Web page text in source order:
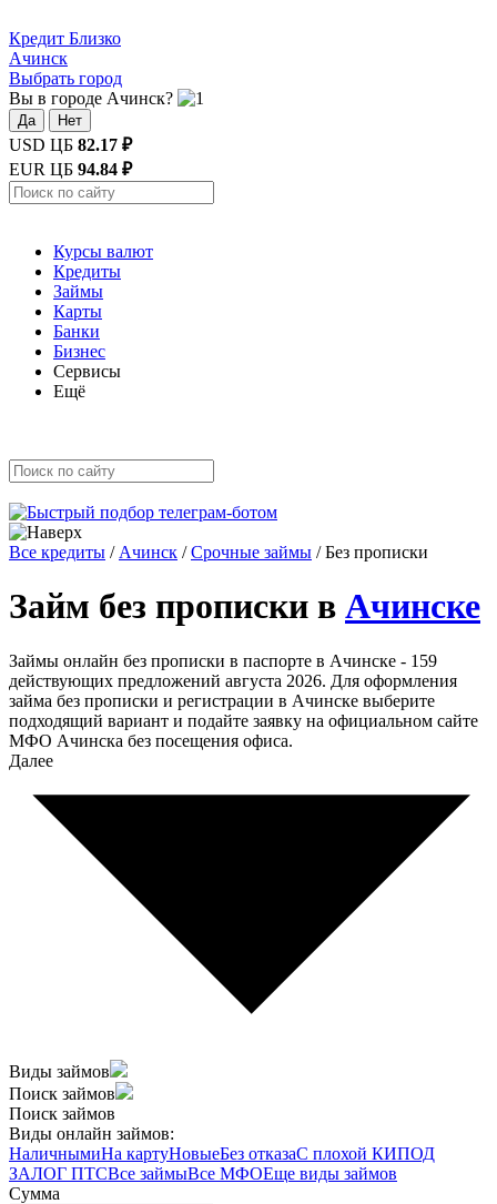
Кредит Близко
Ачинск
Выбрать город
Вы в городе Ачинск?
Да Нет
USD ЦБ 82.17 ₽
EUR ЦБ 94.84 ₽
Курсы валют
Кредиты
Займы
Карты
Банки
Бизнес
Сервисы
Ещё
Все кредиты / Ачинск /Срочные займы /Без прописки
Займ без прописки в Ачинске
Займы онлайн без прописки в паспорте в Ачинске - 159
действующих предложений августа 2026. Для оформления
займа без прописки и регистрации в Ачинске выберите
подходящий вариант и подайте заявку на официальном сайте
МФО Ачинска без посещения офиса.
Далее
Виды займов
Поиск займов
Поиск займов
Виды онлайн займов:
НаличнымиНа картуНовыеБез отказаС плохой КИПОД
ЗАЛОГ ПТСВсе займыВсе МФОЕще виды займов
Сумма